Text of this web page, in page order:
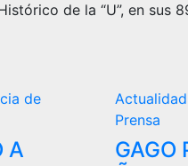
de la “U”, en sus
de
A
Actualidad
Prensa
GAGO